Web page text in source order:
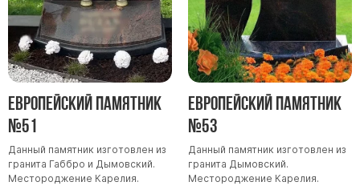
Европейский памятник
№51
Данный памятник изготовлен из
гранита Габбро и Дымовский.
Местороджение Карелия.
Европейский памятник
№53
Данный памятник изготовлен из
гранита Дымовский.
Местороджение Карелия.